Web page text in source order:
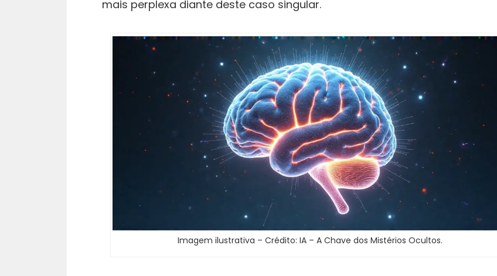
mais perplexa diante deste caso singular.
Imagem ilustrativa – Crédito: IA – A Chave dos Mistérios Ocultos.